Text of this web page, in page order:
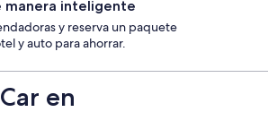
manera inteligente
y reserva un paquete
y auto para ahorrar.
en